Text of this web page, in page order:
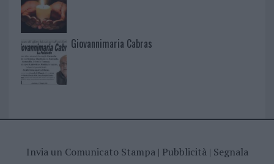
Giovannimaria Cabras
Invia un Comunicato Stampa| Pubblicità| Segnala